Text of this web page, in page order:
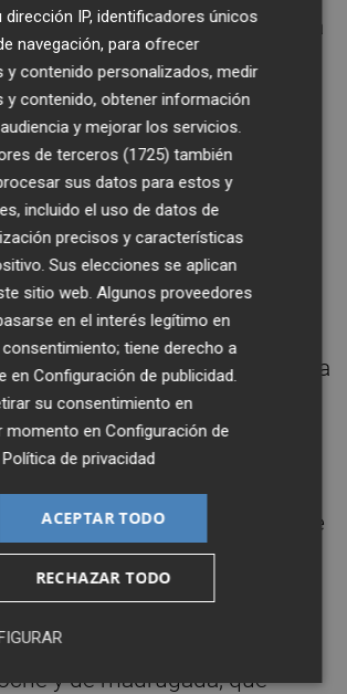
el Ayuntamiento de València
la ampliación durante todo
del 30 por ciento en los
de la EMT disponibles
usuarios y usuarias. Esta
con la anunciada
central, de manera que los
con un descuento total del
ha detallado el consistorio.
días se concretarán precios
de los títulos rebajados. La
municipal ha resaltado,
medidas que ha impulsado
los
de los precios y
del transporte público entre
a mejoras
en la EMT como en el
y de madrugada, que
IP, identificadores únicos
navegación, para ofrecer
y contenido personalizados, medir
y contenido, obtener información
y mejorar los servicios.
de terceros (1725) también
sus datos para estos y
incluido el uso de datos de
precisos y características
Sus elecciones se aplican
sitio web. Algunos proveedores
en el interés legítimo en
consentimiento; tiene derecho a
enConfiguración de publicidad.
su consentimiento en
momento enConfiguración de
Política de privacidad
ACEPTAR TODO
RECHAZAR TODO